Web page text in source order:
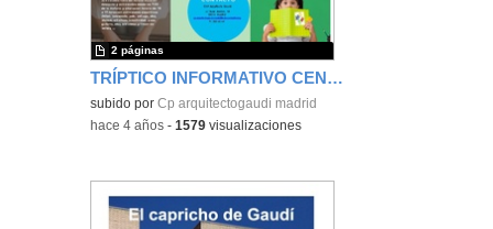
TRÍPTICO INFORMATIVO CENTRO
subido porCp arquitectogaudi madrid
2 páginas
-hace 4 años -1579 visualizaciones